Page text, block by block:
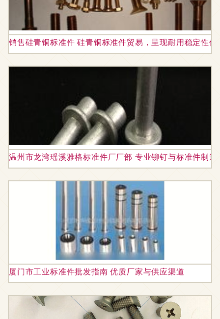
销售硅青铜标准件 硅青铜标准件贸易，呈现耐用稳定性
温州市龙湾瑶溪雅格标准件厂厂部 专业铆钉与标准件制
厦门市工业标准件批发指南 优质厂家与供应渠道